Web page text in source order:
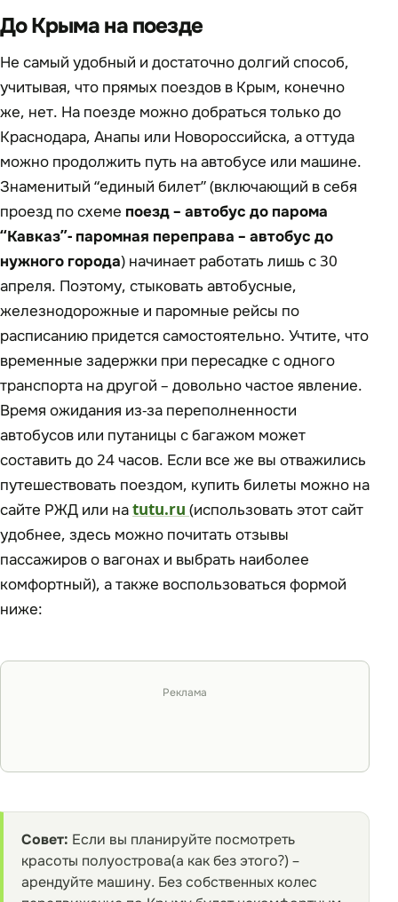
До Крыма на поезде
Не самый удобный и достаточно долгий способ,
учитывая, что прямых поездов в Крым, конечно
же, нет. На поезде можно добраться только до
Краснодара, Анапы или Новороссийска, а оттуда
можно продолжить путь на автобусе или машине.
Знаменитый “единый билет” (включающий в себя
проезд по схеме поезд – автобус до парома
“Кавказ”- паромная переправа – автобус до
нужного города) начинает работать лишь с 30
апреля. Поэтому, стыковать автобусные,
железнодорожные и паромные рейсы по
расписанию придется самостоятельно. Учтите, что
временные задержки при пересадке с одного
транспорта на другой – довольно частое явление.
Время ожидания из-за переполненности
автобусов или путаницы с багажом может
составить до 24 часов. Если все же вы отважились
путешествовать поездом, купить билеты можно на
сайте РЖД или наtutu.ru (использовать этот сайт
удобнее, здесь можно почитать отзывы
пассажиров о вагонах и выбрать наиболее
комфортный), а также воспользоваться формой
ниже:
Реклама
Совет: Если вы планируйте посмотреть
красоты полуострова(а как без этого?) –
арендуйте машину. Без собственных колес